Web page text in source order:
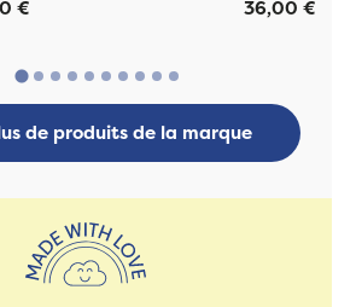
€
36,00 €
de produits de la marque